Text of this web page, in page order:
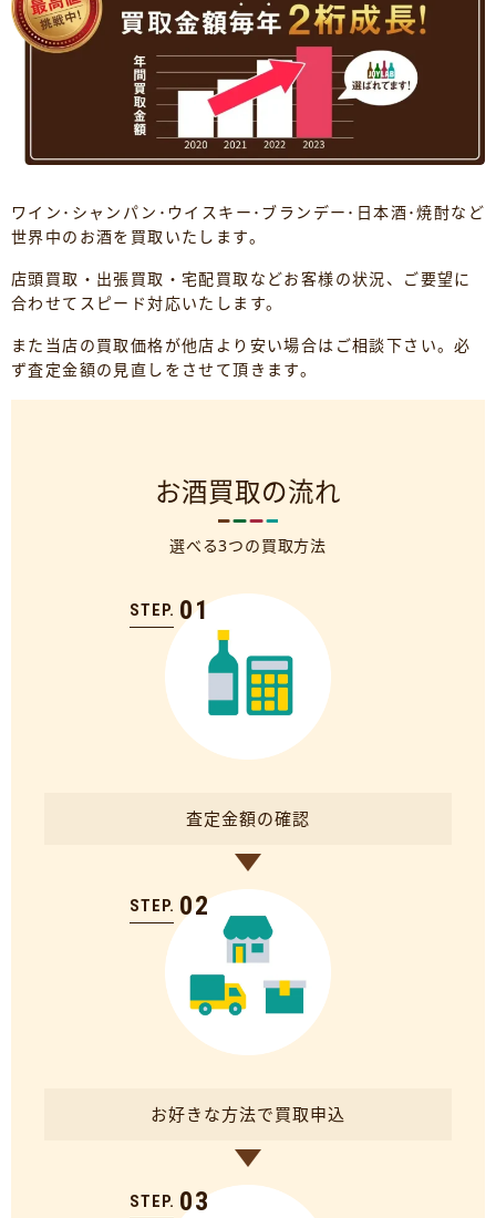
ワイン･シャンパン･ウイスキー･ブランデー･日本酒･焼酎など
世界中のお酒を買取いたします。
店頭買取・出張買取・宅配買取などお客様の状況、ご要望に
合わせてスピード対応いたします。
また当店の買取価格が他店より安い場合はご相談下さい。必
ず査定金額の見直しをさせて頂きます。
お酒買取の流れ
選べる3つの買取方法
STEP. 01
査定金額の確認
STEP. 02
お好きな方法で買取申込
STEP. 03